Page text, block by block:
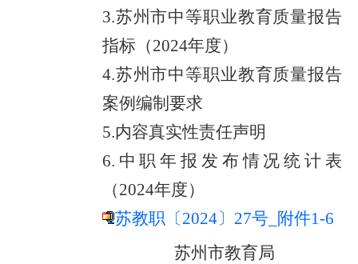
3.苏州市中等职业教育质量报告
指标（2024年度）
4.苏州市中等职业教育质量报告
案例编制要求
5.内容真实性责任声明
6. 中职年报发布情况统计表
（2024年度）
苏教职〔2024〕27号_附件1-6
苏州市教育局